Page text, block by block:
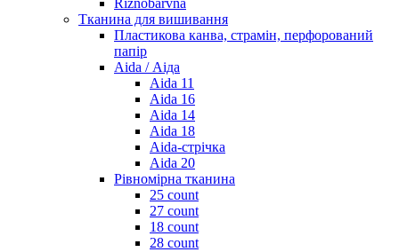
Тканина для вишивання
Пластикова канва, страмін, перфорований
папір
Aida / Аіда
Aida 11
Aida 16
Aida 14
Aida 18
Aida-стрічка
Aida 20
Рівномірна тканина
25 count
27 count
18 count
28 count